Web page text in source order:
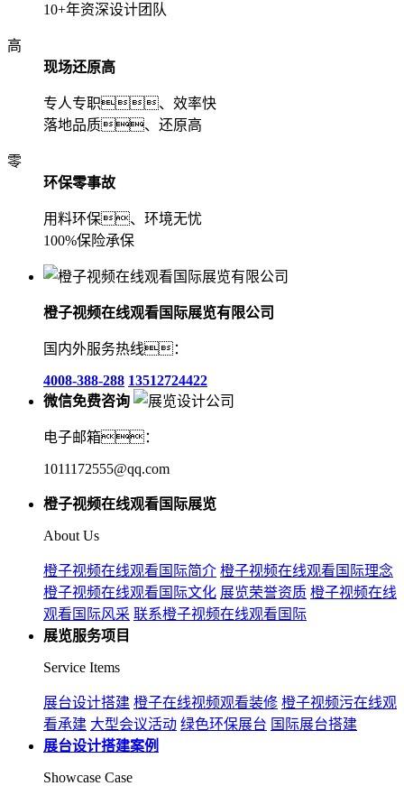
10+年资深设计团队
高
现场还原高
专人专职、效率快
落地品质、还原高
零
环保零事故
用料环保、环境无忧
100%保险承保
橙子视频在线观看国际展览有限公司
国内外服务热线：
4008-388-288 13512724422
微信免费咨询
电子邮箱：
1011172555@qq.com
橙子视频在线观看国际展览
About Us
橙子视频在线观看国际简介 橙子视频在线观看国际理念
橙子视频在线观看国际文化 展览荣誉资质 橙子视频在线
观看国际风采 联系橙子视频在线观看国际
展览服务项目
Service Items
展台设计搭建 橙子在线视频观看装修 橙子视频污在线观
看承建 大型会议活动 绿色环保展台 国际展台搭建
展台设计搭建案例
Showcase Case